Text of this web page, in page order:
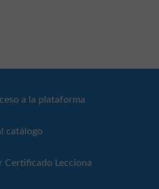
a la plataforma
catálogo
Certificado Lecciona